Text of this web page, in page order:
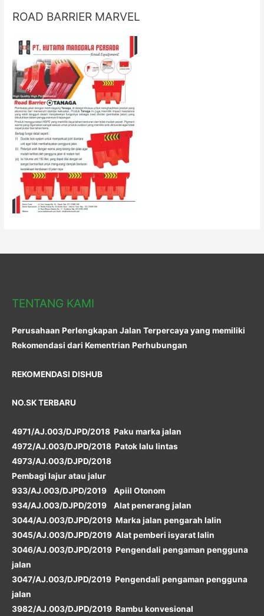
ROAD BARRIER MARVEL
TENTANG KAMI
Perusahaan Perlengkapan Jalan Terpercaya yang memiliki
Rekomendasi dari Kementrian Perhubungan
REKOMENDASI DISHUB
NO.SK TERBARU
4971/AJ.003/DJPD/2018 Paku marka jalan
4972/AJ.003/DJPD/2018 Patok lalu lintas
4973/AJ.003/DJPD/2018
Pembagi lajur atau jalur
933/AJ.003/DJPD/2019 Apiil Otonom
934/AJ.003/DJPD/2019 Alat penerang jalan
3044/AJ.003/DJPD/2019 Marka jalan pengarah lalin
3045/AJ.003/DJPD/2019 Alat pemberi isyarat lalin
3046/AJ.003/DJPD/2019 Pengendali pengaman pengguna
jalan
3047/AJ.003/DJPD/2019 Pengendali pengaman pengguna
jalan
3982/AJ.003/DJPD/2019 Rambu konvesional